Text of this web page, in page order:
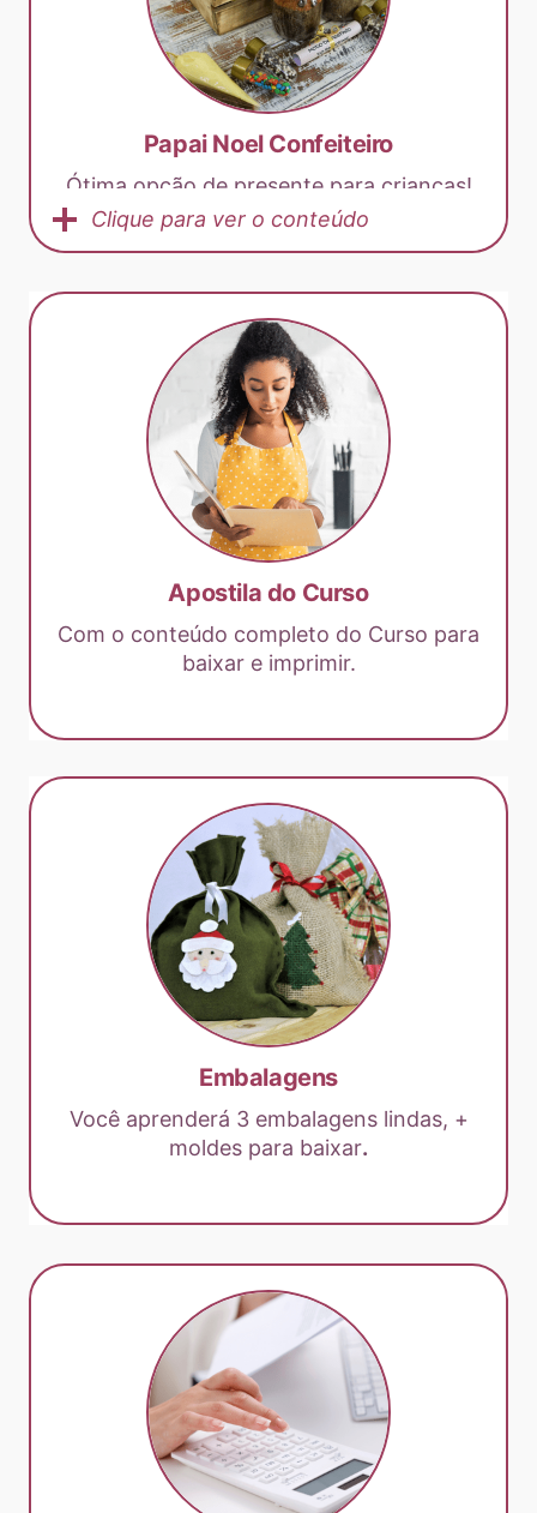
Papai Noel Confeiteiro
Ótima opção de presente para crianças!
Clique para ver o conteúdo
Apostila do Curso
Com o conteúdo completo do Curso para
baixar e imprimir.
Embalagens
Você aprenderá 3 embalagens lindas, +
moldes para baixar.